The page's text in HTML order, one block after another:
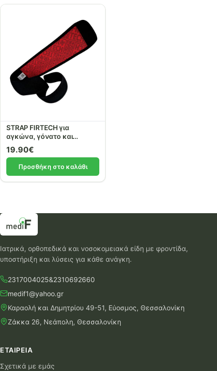
STRAP FIRTECH για
αγκώνα, γόνατο και
αστράγαλο ref: 14855
19.90€
Προσθήκη στο καλάθι
Ιατρικά, ορθοπεδικά και νοσοκομειακά είδη με φροντίδα,
υποστήριξη και λύσεις για κάθε ανάγκη.
2317004025&2310692660
medif1@yahoo.gr
Καραολή και Δημητρίου 49-51, Εύοσμος, Θεσσαλονίκη
Ζάκκα 26, Νεάπολη, Θεσσαλονίκη
ΕΤΑΙΡΕΊΑ
Σχετικά με εμάς